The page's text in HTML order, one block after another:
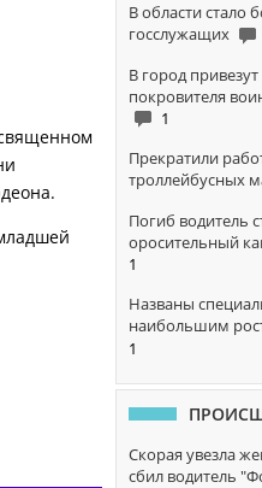
В области стало
госслужащих
В город
покровителя
1
Прекратили
троллейбусных
Погиб водитель
оросительный
1
Названы
наибольшим
1
Скорая увезла
сбил водитель